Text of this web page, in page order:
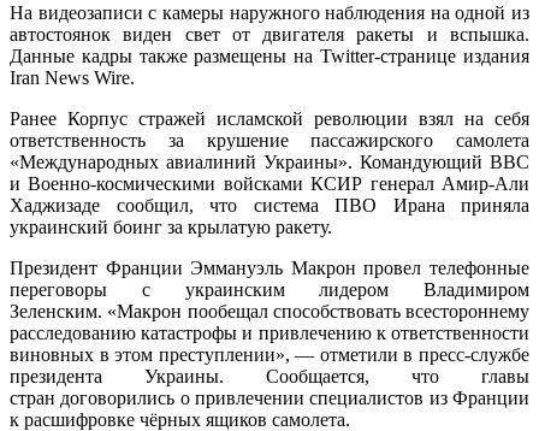
На видеозаписи с камеры наружного наблюдения на одной из
автостоянок виден свет от двигателя ракеты и вспышка.
Данные кадры также размещены на Twitter-странице издания
Iran News Wire.
Ранее Корпус стражей исламской революции взял на себя
ответственность за крушение пассажирского самолета
«Международных авиалиний Украины». Командующий ВВС
и Военно-космическими войсками КСИР генерал Амир-Али
Хаджизаде сообщил, что система ПВО Ирана приняла
украинский боинг за крылатую ракету.
Президент Франции Эммануэль Макрон провел телефонные
переговоры с украинским лидером Владимиром
Зеленским. «Макрон пообещал способствовать всестороннему
расследованию катастрофы и привлечению к ответственности
виновных в этом преступлении», — отметили в пресс-службе
президента Украины. Сообщается, что главы
стран договорились о привлечении специалистов из Франции
к расшифровке чёрных ящиков самолета.